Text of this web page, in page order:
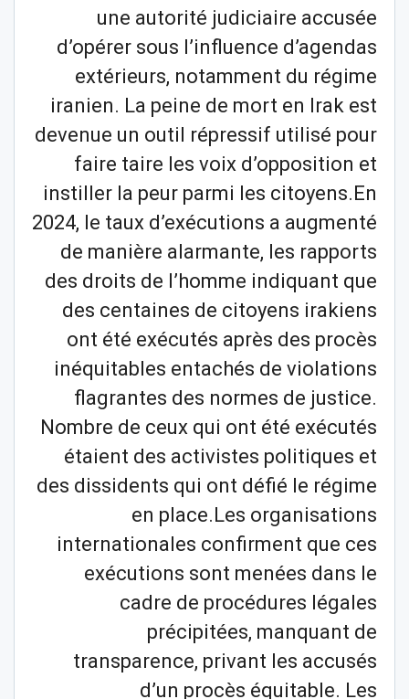
une autorité judiciaire accusée
d’opérer sous l’influence d’agendas
extérieurs, notamment du régime
iranien. La peine de mort en Irak est
devenue un outil répressif utilisé pour
faire taire les voix d’opposition et
instiller la peur parmi les citoyens.En
2024, le taux d’exécutions a augmenté
de manière alarmante, les rapports
des droits de l’homme indiquant que
des centaines de citoyens irakiens
ont été exécutés après des procès
inéquitables entachés de violations
flagrantes des normes de justice.
Nombre de ceux qui ont été exécutés
étaient des activistes politiques et
des dissidents qui ont défié le régime
en place.Les organisations
internationales confirment que ces
exécutions sont menées dans le
cadre de procédures légales
précipitées, manquant de
transparence, privant les accusés
d’un procès équitable. Les